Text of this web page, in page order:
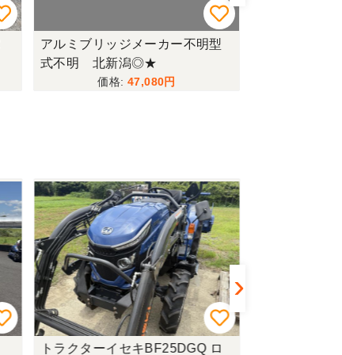
アルミブリッジメーカー不明型
式不明 北新潟◎★
47,080
トラクターイセキBF25DGQ ロ